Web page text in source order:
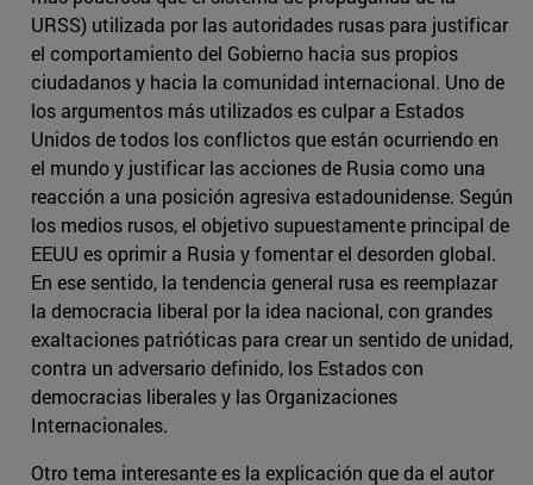
URSS) utilizada por las autoridades rusas para justificar
el comportamiento del Gobierno hacia sus propios
ciudadanos y hacia la comunidad internacional. Uno de
los argumentos más utilizados es culpar a Estados
Unidos de todos los conflictos que están ocurriendo en
el mundo y justificar las acciones de Rusia como una
reacción a una posición agresiva estadounidense. Según
los medios rusos, el objetivo supuestamente principal de
EEUU es oprimir a Rusia y fomentar el desorden global.
En ese sentido, la tendencia general rusa es reemplazar
la democracia liberal por la idea nacional, con grandes
exaltaciones patrióticas para crear un sentido de unidad,
contra un adversario definido, los Estados con
democracias liberales y las Organizaciones
Internacionales.
Otro tema interesante es la explicación que da el autor